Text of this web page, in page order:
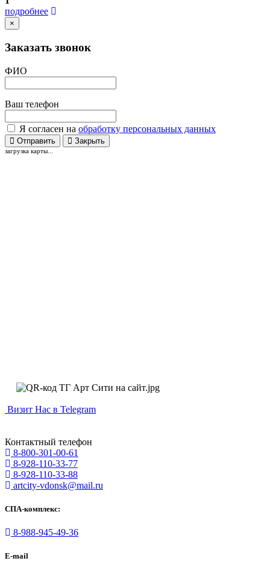
подробнее
×
Заказать звонок
ФИО
Ваш телефон
Я согласен на обработку персональных данных
Отправить Закрыть
загрузка карты...
Визит Нас в Telegram
Контактный телефон
8-800-301-00-61
8-928-110-33-77
8-928-110-33-88
artcity-vdonsk@mail.ru
СПА-комплекс:
8-988-945-49-36
E-mail